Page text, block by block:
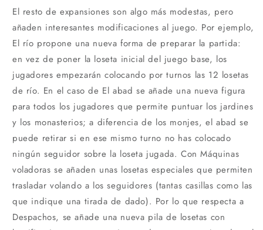
El resto de expansiones son algo más modestas, pero
añaden interesantes modificaciones al juego. Por ejemplo,
El río propone una nueva forma de preparar la partida:
en vez de poner la loseta inicial del juego base, los
jugadores empezarán colocando por turnos las 12 losetas
de río. En el caso de El abad se añade una nueva figura
para todos los jugadores que permite puntuar los jardines
y los monasterios; a diferencia de los monjes, el abad se
puede retirar si en ese mismo turno no has colocado
ningún seguidor sobre la loseta jugada. Con Máquinas
voladoras se añaden unas losetas especiales que permiten
trasladar volando a los seguidores (tantas casillas como las
que indique una tirada de dado). Por lo que respecta a
Despachos, se añade una nueva pila de losetas con